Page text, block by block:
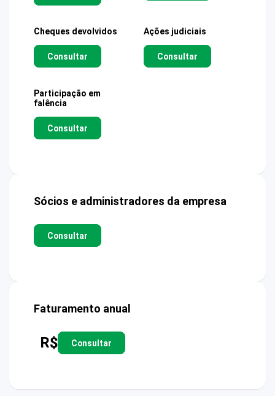
Cheques devolvidos
Consultar
Ações judiciais
Consultar
Participação em
falência
Consultar
Sócios e administradores da empresa
Consultar
Faturamento anual
R$ Consultar